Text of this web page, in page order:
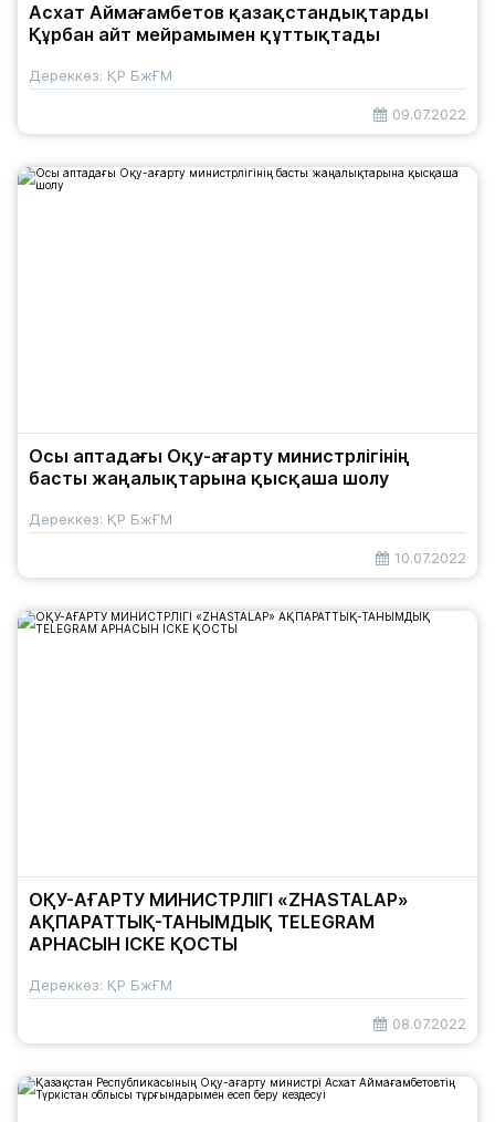
​​Асхат Аймағамбетов қазақстандықтарды
Құрбан айт мейрамымен құттықтады
Дереккөз: ҚР БжҒМ
09.07.2022
Осы аптадағы Оқу-ағарту министрлігінің
басты жаңалықтарына қысқаша шолу
Дереккөз: ҚР БжҒМ
10.07.2022
ОҚУ-АҒАРТУ МИНИСТРЛІГІ «ZHASTALAP»
АҚПАРАТТЫҚ-ТАНЫМДЫҚ TELEGRAM
АРНАСЫН ІСКЕ ҚОСТЫ
Дереккөз: ҚР БжҒМ
08.07.2022